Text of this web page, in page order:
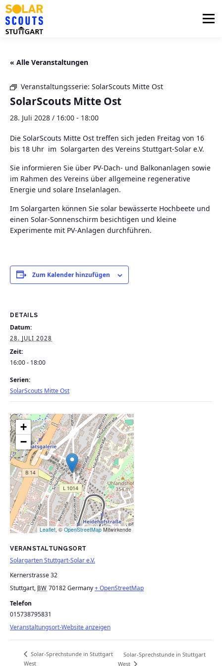
Zum
Inhalt
springen
Menü
« Alle Veranstaltungen
Veranstaltungsserie: SolarScouts Mitte Ost
SolarScouts Mitte Ost
28. Juli 2028 / 16:00 - 18:00
Die SolarScouts Mitte Ost treffen sich jeden Freitag von 16
bis 18 Uhr im Solargarten des Vereins Stuttgart-Solar e.V.
Sie informieren Sie über PV-Dach- und Balkonanlagen sowie
im Rahmen des Vereins über allgemeine regenerative
Energie und solare Inselanlagen.
Im Solargarten können Sie solar bewässerte Hochbeete und
einen Solar-Sonnenschirm besichtigen und kleine
Experimente mit PV-Anlagen durchführen.
Zum Kalender hinzufügen
DETAILS
Datum:
28. JULI 2028
Zeit:
16:00 - 18:00
Serien:
SolarScouts Mitte Ost
VERANSTALTUNGSORT
Solargarten Stuttgart-Solar e.V.
Kernerstrasse 32
Stuttgart, BW 70182Germany+ OpenStreetMap
Telefon
015738795831
Veranstaltungsort-Website anzeigen
+
−
Leaflet, © OpenStreetMap Mitwirkende
Solar-Sprechstunde in Stuttgart
West
Solar-Sprechstunde in Stuttgart
West